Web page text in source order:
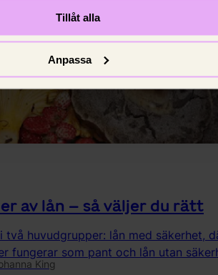
Tillåt alla
Anpassa
av lån – så väljer du rätt
två huvudgrupper: lån med säkerhet,
fungerar som pant och lån utan
King